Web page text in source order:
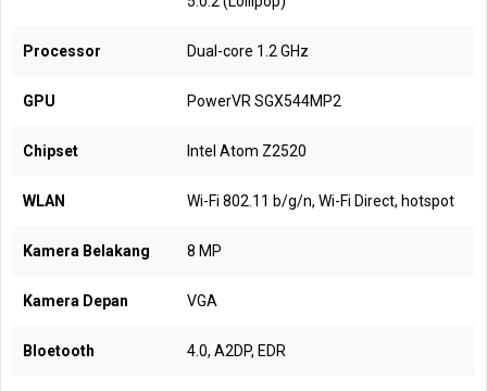
Processor Dual-core 1.2 GHz
GPU PowerVR SGX544MP2
Chipset Intel Atom Z2520
WLAN Wi-Fi 802.11 b/g/n, Wi-Fi Direct, hotspot
Kamera Belakang 8 MP
Kamera Depan VGA
Bloetooth 4.0, A2DP, EDR